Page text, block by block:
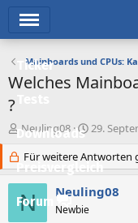
Ticker
Downloads
Preisvergleich
Forum
Mainboards und CPUs:
Welches
?
E
r
s
t
e
l
l
Neuling08
E
s
t
l
29.
Für weitere Antworten
N Neuling08
Newbie